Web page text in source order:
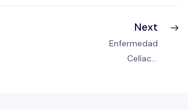
Next
Enfermedad
Celíaca: